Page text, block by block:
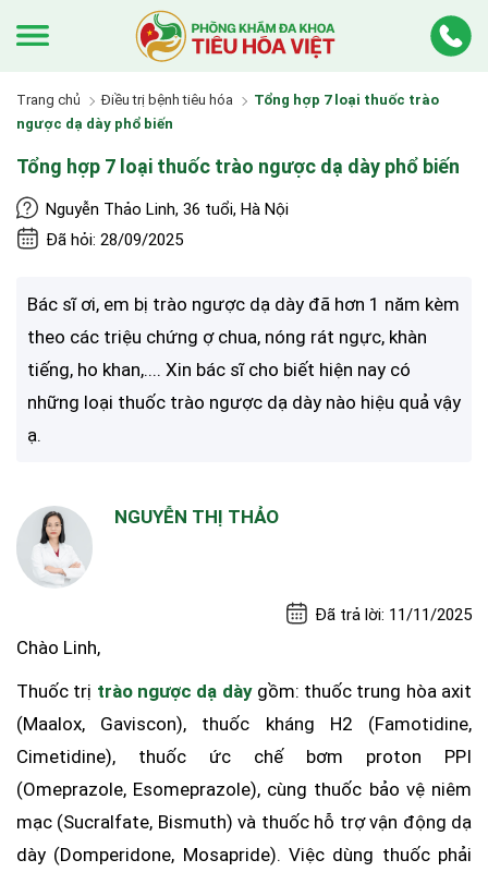
Trang chủ Điều trị bệnh tiêu hóa
Tổng hợp 7 loại thuốc trào
ngược dạ dày phổ biến
Tổng hợp 7 loại thuốc trào ngược dạ dày phổ biến
Nguyễn Thảo Linh, 36 tuổi, Hà Nội
Đã hỏi: 28/09/2025
Bác sĩ ơi, em bị trào ngược dạ dày đã hơn 1 năm kèm
theo các triệu chứng ợ chua, nóng rát ngực, khàn
tiếng, ho khan,.... Xin bác sĩ cho biết hiện nay có
những loại thuốc trào ngược dạ dày nào hiệu quả vậy
ạ.
NGUYỄN THỊ THẢO
Đã trả lời: 11/11/2025
Chào Linh,
Thuốc trị trào ngược dạ dàygồm: thuốc trung hòa axit
(Maalox, Gaviscon), thuốc kháng H2 (Famotidine,
Cimetidine), thuốc ức chế bơm proton PPI
(Omeprazole, Esomeprazole), cùng thuốc bảo vệ niêm
mạc (Sucralfate, Bismuth) và thuốc hỗ trợ vận động dạ
dày (Domperidone, Mosapride). Việc dùng thuốc phải